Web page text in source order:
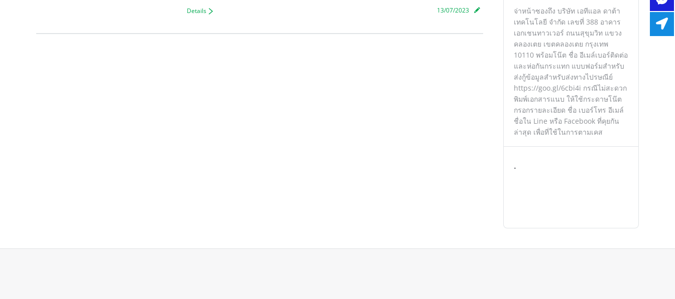
13/07/2023
Details
จ่าหน้าซองถึง บริษัท เอทีแอล ดาต้า
เทคโนโลยี จำกัด เลขที่ 388 อาคาร
เอกเชนทาวเวอร์ ถนนสุขุมวิท แขวง
คลองเตย เขตคลองเตย กรุงเทพ
10110 พร้อมโน๊ต ชื่อ อีเมล์เบอร์ติดต่อ
และห่อกันกระแทก แบบฟอร์มสำหรับ
ส่งกู้ข้อมูลสำหรับส่งทางไปรษณีย์
https://goo.gl/6cbi4i กรณีไม่สะดวก
พิมพ์เอกสารแนบ ให้ใช้กระดาษโน๊ต
กรอกรายละเอียด ชื่อ เบอร์โทร อีเมล์
ชื่อใน Line หรือ Facebook ที่คุยกัน
ล่าสุด เพื่อที่ใช้ในการตามเคส
.